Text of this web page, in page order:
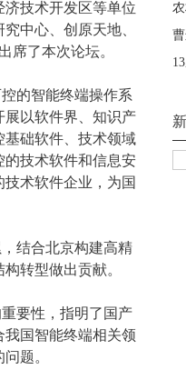
济技术开发区等单位
究中心 、创原天地、
席了本次论坛。
的智能终端操作系
展以软件界、知识产
基础软件、技术领域
的技术软件和信息安
术软件企业，为国
结合北京构建高精
转型做出贡献。
要性，指明了国产
国智能终端相关领
题。